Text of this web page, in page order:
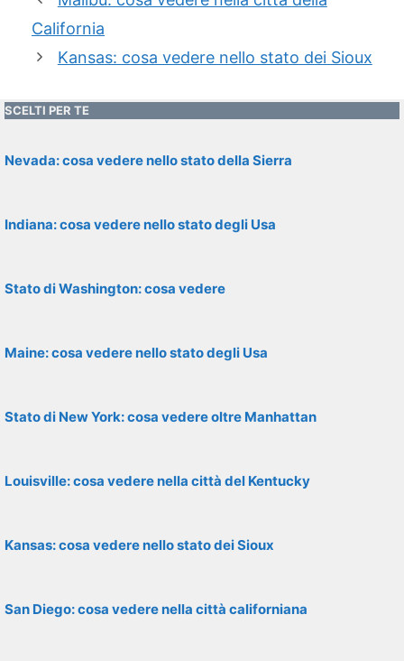
California
Kansas: cosa vedere nello stato dei Sioux
SCELTI PER TE
Nevada: cosa vedere nello stato della Sierra
Indiana: cosa vedere nello stato degli Usa
Stato di Washington: cosa vedere
Maine: cosa vedere nello stato degli Usa
Stato di New York: cosa vedere oltre Manhattan
Louisville: cosa vedere nella città del Kentucky
Kansas: cosa vedere nello stato dei Sioux
San Diego: cosa vedere nella città californiana